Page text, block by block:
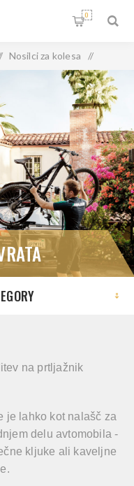
0
/ Nosilci za kolesa /
na prtljažnik
je lahko kot nalašč za
delu avtomobila -
kljuke ali kaveljne